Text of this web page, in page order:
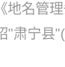
地名管
"肃宁县